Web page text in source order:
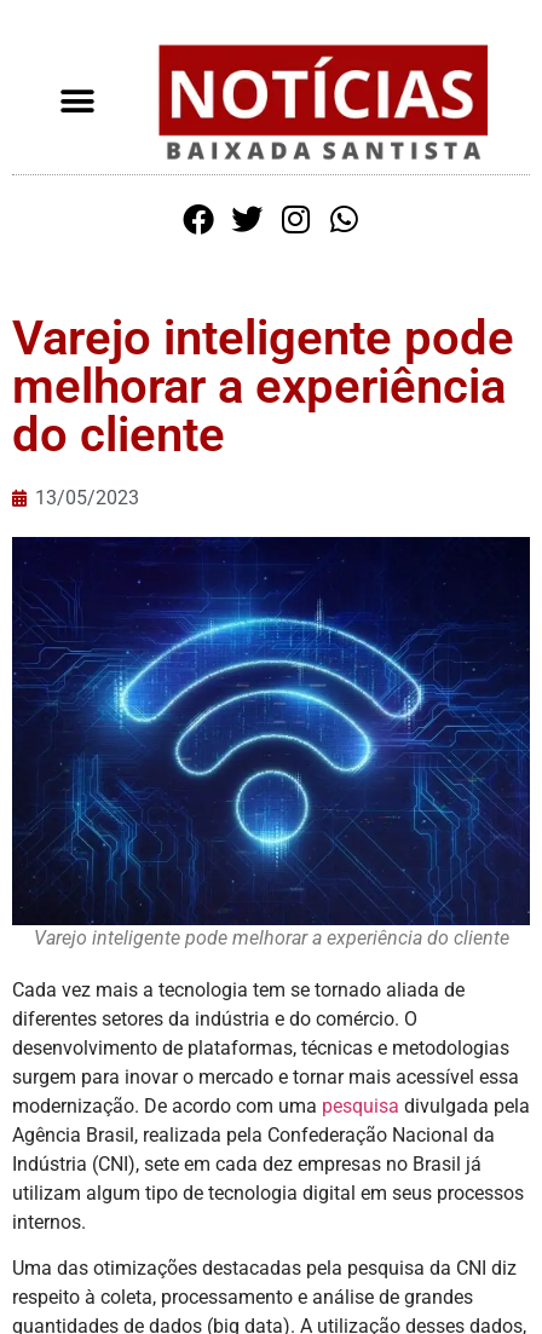
Varejo inteligente pode
melhorar a experiência
do cliente
13/05/2023
Varejo inteligente pode melhorar a experiência do cliente
Cada vez mais a tecnologia tem se tornado aliada de
diferentes setores da indústria e do comércio. O
desenvolvimento de plataformas, técnicas e metodologias
surgem para inovar o mercado e tornar mais acessível essa
modernização. De acordo com uma pesquisa divulgada pela
Agência Brasil, realizada pela Confederação Nacional da
Indústria (CNI), sete em cada dez empresas no Brasil já
utilizam algum tipo de tecnologia digital em seus processos
internos.
Uma das otimizações destacadas pela pesquisa da CNI diz
respeito à coleta, processamento e análise de grandes
quantidades de dados (big data). A utilização desses dados,